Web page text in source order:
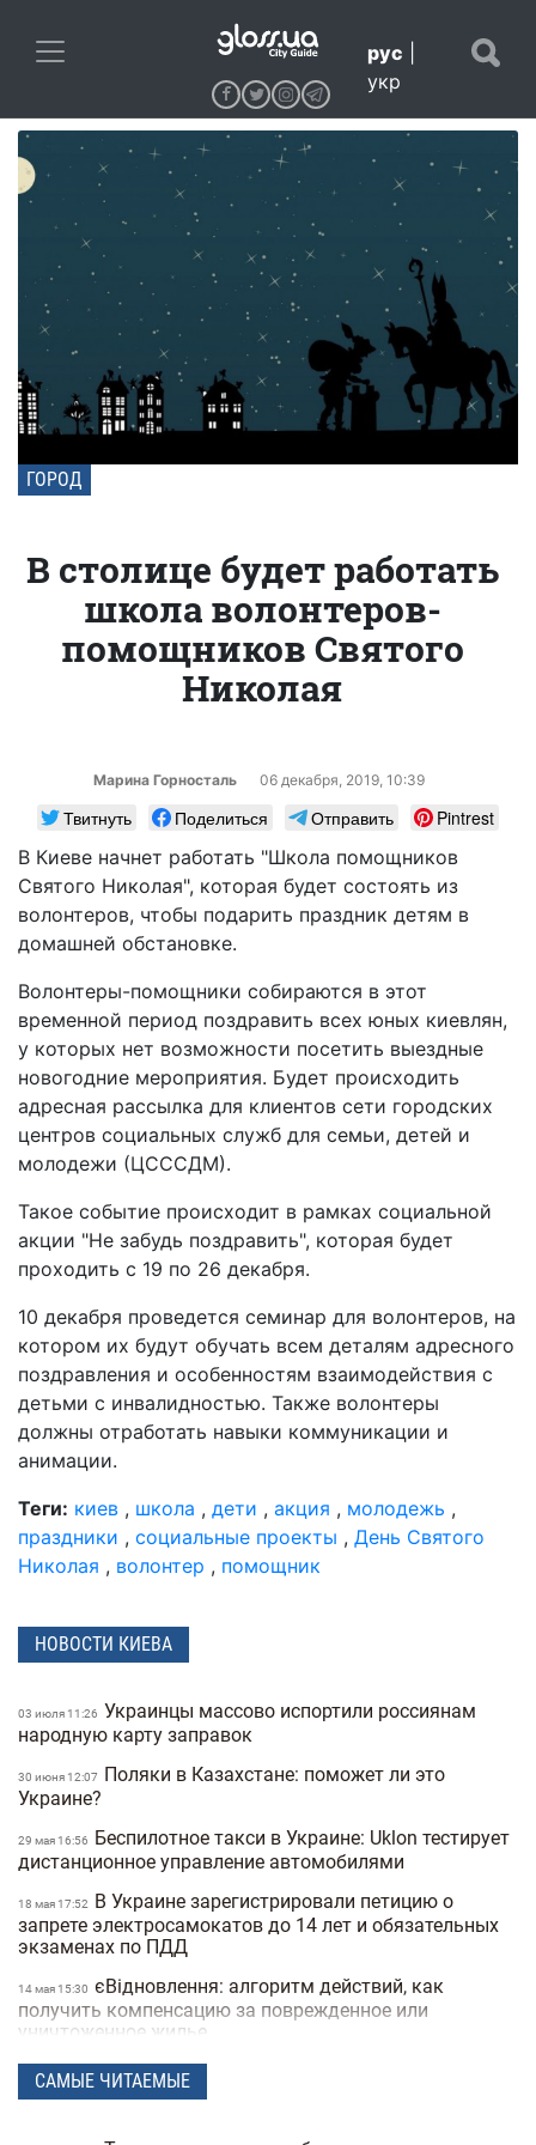
рус
укр
ГОРОД
В столице будет работать
школа волонтеров-
помощников Святого
Николая
Марина Горносталь 06 декабря, 2019, 10:39
Твитнуть Поделиться Отправить
Pintrest
В Киеве начнет работать "Школа помощников
Святого Николая", которая будет состоять из
волонтеров, чтобы подарить праздник детям в
домашней обстановке.
Волонтеры-помощники собираются в этот
временной период поздравить всех юных киевлян,
у которых нет возможности посетить выездные
новогодние мероприятия. Будет происходить
адресная рассылка для клиентов сети городских
центров социальных служб для семьи, детей и
молодежи (ЦСССДМ).
Такое событие происходит в рамках социальной
акции "Не забудь поздравить", которая будет
проходить с 19 по 26 декабря.
10 декабря проведется семинар для волонтеров, на
котором их будут обучать всем деталям адресного
поздравления и особенностям взаимодействия с
детьми с инвалидностью. Также волонтеры
должны отработать навыки коммуникации и
анимации.
Теги: киев , школа , дети , акция , молодежь ,
праздники , социальные проекты , День Святого
Николая , волонтер , помощник
НОВОСТИ КИЕВА
03 июля 11:26 Украинцы массово испортили россиянам
народную карту заправок
30 июня 12:07
Поляки в Казахстане: поможет ли это
Украине?
29 мая 16:56
Беспилотное такси в Украине: Uklon тестирует
дистанционное управление автомобилями
18 мая 17:52
В Украине зарегистрировали петицию о
запрете электросамокатов до 14 лет и обязательных
экзаменах по ПДД
14 мая 15:30 єВідновлення: алгоритм действий, как
получить компенсацию за поврежденное или
уничтоженное жилье
15:50 В Украине хотят запретить электросамокаты на
тротуарах: где и как они будут ездить
САМЫЕ ЧИТАЕМЫЕ